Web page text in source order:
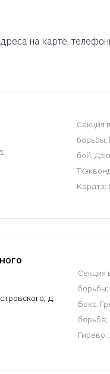
на карте,
Cекция
борьбы;
бой;
Каратэ;
д.
Cекция
борьбы
Бокс;
Гирево...